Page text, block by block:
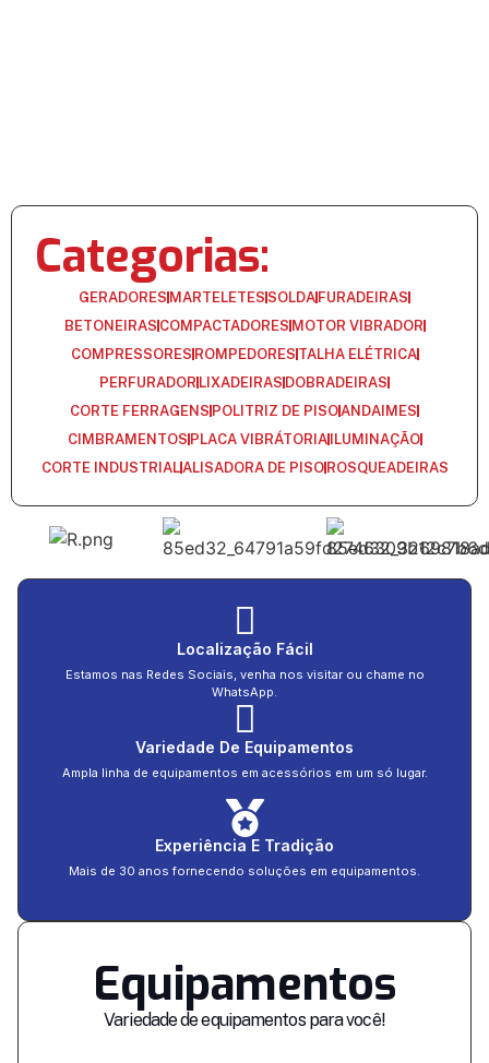
Categorias:
GERADORES MARTELETES SOLDA FURADEIRAS
BETONEIRASCOMPACTADORESMOTOR VIBRADOR
COMPRESSORESROMPEDORESTALHA ELÉTRICA
PERFURADOR LIXADEIRAS DOBRADEIRAS
CORTE FERRAGENS POLITRIZ DE PISO ANDAIMES
CIMBRAMENTOSPLACA VIBRÁTORIAILUMINAÇÃO
CORTE INDUSTRIALALISADORA DE PISOROSQUEADEIRAS
Localização Fácil
Estamos nas Redes Sociais, venha nos visitar ou chame no
WhatsApp.
Variedade De Equipamentos
Ampla linha de equipamentos em acessórios em um só lugar.
Experiência E Tradição
Mais de 30 anos fornecendo soluções em equipamentos.
Equipamentos
Variedade de equipamentos para você!